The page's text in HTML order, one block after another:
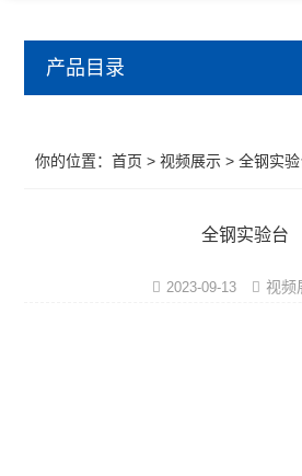
产品目录
实验室施工方案
你的位置：首页 >视频展示 > 全钢实验
全钢实验台
2023-09-13 视频